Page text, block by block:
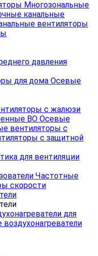
Многозональные
канальные
вентиляторы
давления
для дома Осевые
с жалюзи
ВО Осевые
вентиляторы с
с защитной
для вентиляции
Частотные
скорости
для
воздухонагреватели